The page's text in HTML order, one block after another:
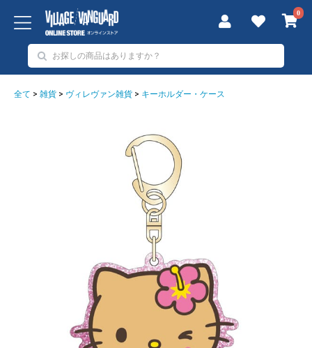
0
全て > 雑貨 > ヴィレヴァン雑貨 > キーホルダー・ケース